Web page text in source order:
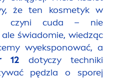
że ten kosmetyk w
czyni cuda – nie
świadomie, wiedząc
wyeksponować, a
12 dotyczy techniki
pędzla o sporej